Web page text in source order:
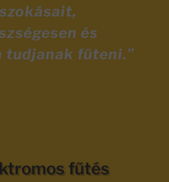
és
tudjanak fűteni.”
fűtés